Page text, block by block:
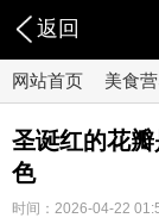
返回
网站首页 美食
圣诞红的花
色
时间：2026-04-22